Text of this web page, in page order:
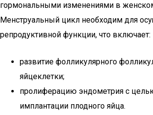
гормональными изменениями в
Менструальный цикл необходим для
репродуктивной функции, что включает:
развитие фолликулярного
яйцеклетки;
пролиферацию эндометрия с
имплантации плодного яйца.